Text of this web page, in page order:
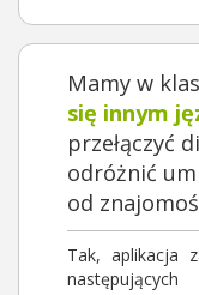
Mamy w
się innym
przełączyć
odróżnić
od
Tak, aplikacja